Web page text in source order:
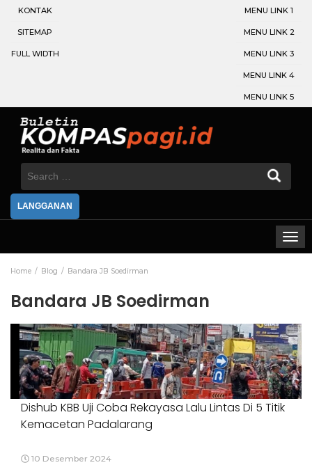
KONTAK
SITEMAP
FULL WIDTH
MENU LINK 1
MENU LINK 2
MENU LINK 3
MENU LINK 4
MENU LINK 5
Search
LANGGANAN
Home Blog Bandara JB Soedirman
Bandara JB Soedirman
Dishub KBB Uji Coba Rekayasa Lalu Lintas Di 5 Titik
Kemacetan Padalarang
10 Desember 2024